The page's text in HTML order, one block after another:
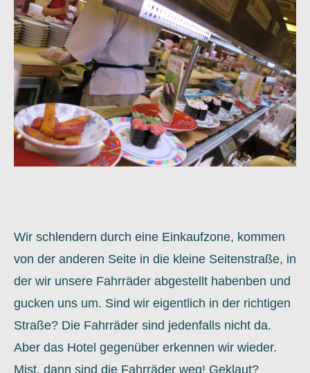
Wir schlendern durch eine Einkaufzone, kommen
von der anderen Seite in die kleine Seitenstraße, in
der wir unsere Fahrräder abgestellt habenben und
gucken uns um. Sind wir eigentlich in der richtigen
Straße? Die Fahrräder sind jedenfalls nicht da.
Aber das Hotel gegenüber erkennen wir wieder.
Mist, dann sind die Fahrräder weg! Geklaut?